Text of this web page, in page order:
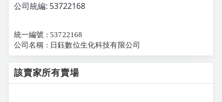
公司統編: 53722168
統一編號 : 53722168
公司名稱 : 日鈺數位生化科技有限公司
該賣家所有賣場